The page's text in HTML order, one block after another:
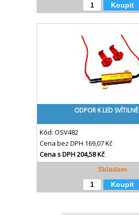
Koupit
ODPOR K LED
Kód: OSV482
Cena bez DPH 169,07 Kč
Cena s DPH204,58 Kč
Skladem
Koupit